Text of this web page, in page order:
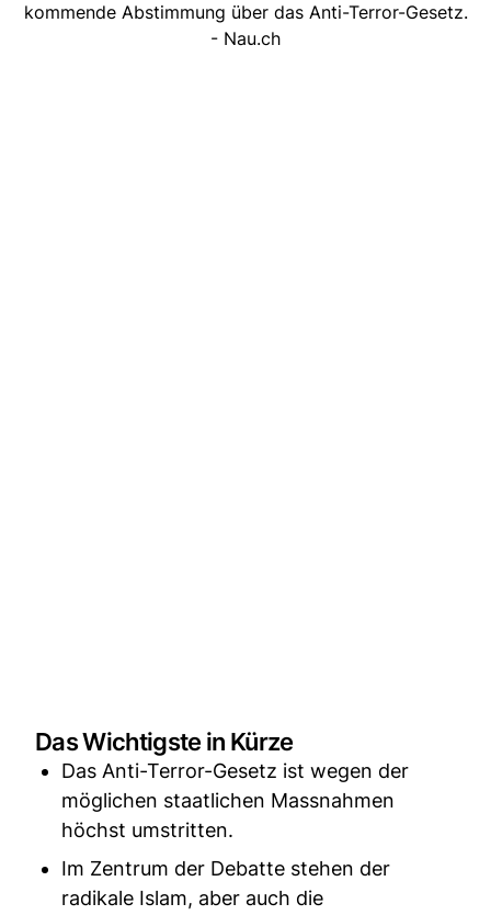
kommende Abstimmung über das Anti-Terror-Gesetz.
- Nau.ch
Das Wichtigste in Kürze
Das Anti-Terror-Gesetz ist wegen der
möglichen staatlichen Massnahmen
höchst umstritten.
Im Zentrum der Debatte stehen der
radikale Islam, aber auch die